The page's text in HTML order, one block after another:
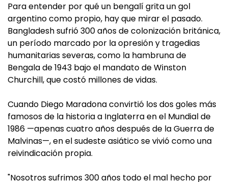
Para entender por qué un bengalí grita un gol
argentino como propio, hay que mirar el pasado.
Bangladesh sufrió 300 años de colonización británica,
un período marcado por la opresión y tragedias
humanitarias severas, como la hambruna de
Bengala de 1943 bajo el mandato de Winston
Churchill, que costó millones de vidas.
Cuando Diego Maradona convirtió los dos goles más
famosos de la historia a Inglaterra en el Mundial de
1986 —apenas cuatro años después de la Guerra de
Malvinas—, en el sudeste asiático se vivió como una
reivindicación propia.
"Nosotros sufrimos 300 años todo el mal hecho por